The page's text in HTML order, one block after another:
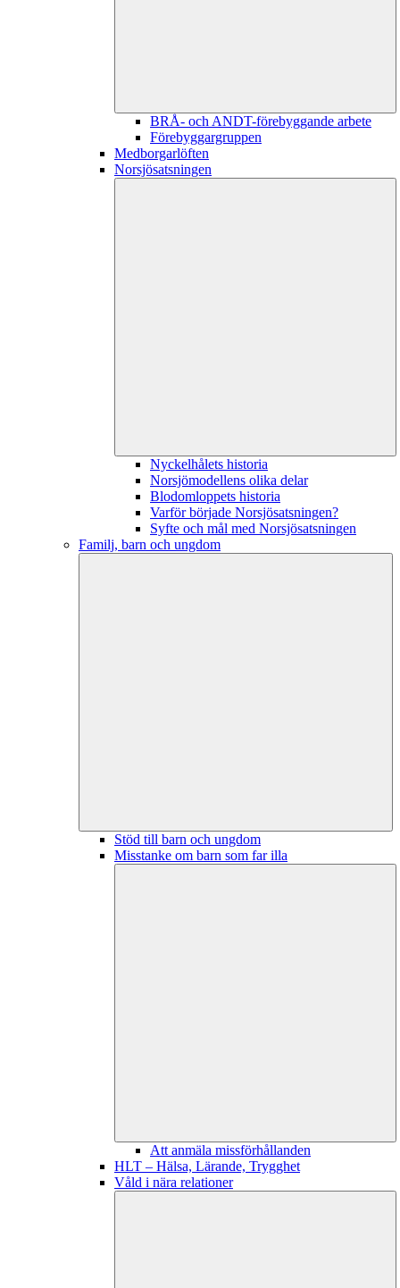
BRÅ- och ANDT-förebyggande arbete
Förebyggargruppen
Medborgarlöften
Norsjösatsningen
Nyckelhålets historia
Norsjömodellens olika delar
Blodomloppets historia
Varför började Norsjösatsningen?
Syfte och mål med Norsjösatsningen
Familj, barn och ungdom
Stöd till barn och ungdom
Misstanke om barn som far illa
Att anmäla missförhållanden
HLT – Hälsa, Lärande, Trygghet
Våld i nära relationer